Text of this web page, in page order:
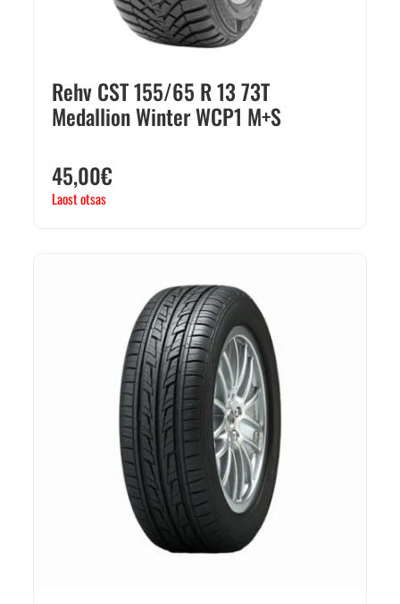
Rehv CST 155/65 R 13 73T
Medallion Winter WCP1 M+S
45,00€
Laost otsas